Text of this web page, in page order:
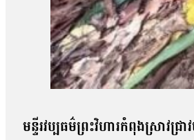
មន្ទីរវប្បធម៌ព្រះវិហារកំពុងស្រាវ